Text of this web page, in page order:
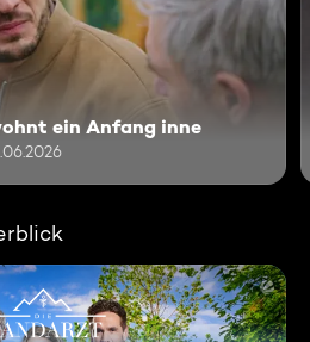
ein Anfang inne